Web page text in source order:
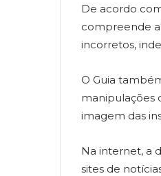
De acordo
compreende a
incorretos,
O Guia
manipulações
imagem das
Na internet, a
sites de